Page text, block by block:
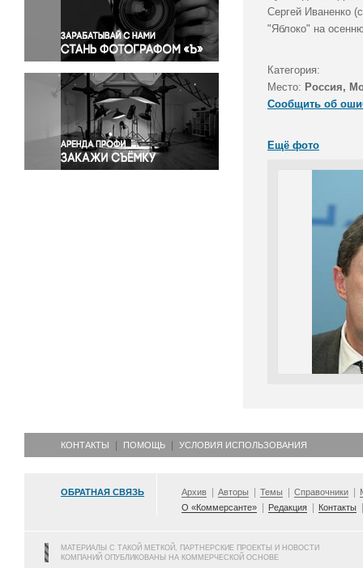
Правосудие
Происшествия и конфликты
Религия
Светская жизнь
Спорт
Экология
Экономика и бизнес
Сергей Иваненко
"Яблоко" на
Категория:
Место: Россия,
Сообщить об
Ещё фото
КОНТАКТЫ ПОМОЩЬ УСЛОВИЯ ИСПОЛЬЗОВАНИЯ
ОБРАТНАЯ СВЯЗЬ Архив Авторы Темы Справочники
О «Коммерсанте»
Редакция Контакты
МАТЕРИАЛЫ С ТАКОЙ МЕТКОЙ, ПАРТНЕРСКИЕ ПРОЕКТЫ И НОВОСТИ
КОМПАНИЙ ОПУБЛИКОВАНЫ НА КОММЕРЧЕСКОЙ ОСНОВЕ